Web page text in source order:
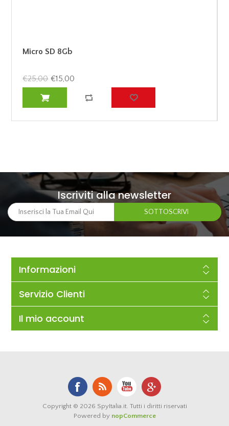
Micro SD 8Gb
€25,00 €15,00
Iscriviti alla newsletter
Informazioni
Servizio Clienti
Il mio account
Copyright © 2026 SpyItalia.it. Tutti i diritti riservati
Powered by nopCommerce